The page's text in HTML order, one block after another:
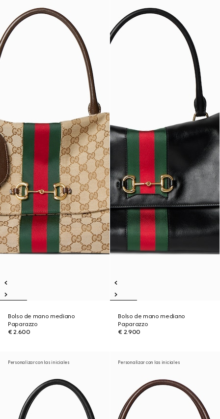
Bolso de mano mediano
Paparazzo
€ 2.600
Bolso de mano mediano
Paparazzo
€ 2.900
Personalizar con las iniciales Personalizar con las iniciales